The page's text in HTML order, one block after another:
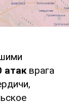
атакврага